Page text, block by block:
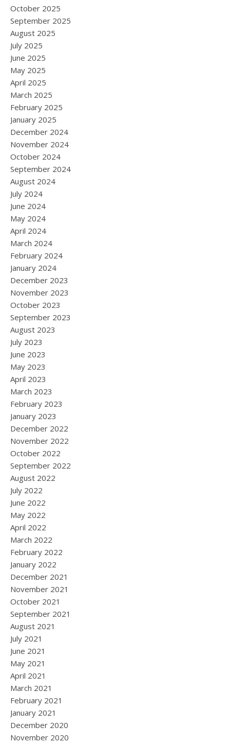
October 2025
September 2025
August 2025
July 2025
June 2025
May 2025
April 2025
March 2025
February 2025
January 2025
December 2024
November 2024
October 2024
September 2024
August 2024
July 2024
June 2024
May 2024
April 2024
March 2024
February 2024
January 2024
December 2023
November 2023
October 2023
September 2023
August 2023
July 2023
June 2023
May 2023
April 2023
March 2023
February 2023
January 2023
December 2022
November 2022
October 2022
September 2022
August 2022
July 2022
June 2022
May 2022
April 2022
March 2022
February 2022
January 2022
December 2021
November 2021
October 2021
September 2021
August 2021
July 2021
June 2021
May 2021
April 2021
March 2021
February 2021
January 2021
December 2020
November 2020